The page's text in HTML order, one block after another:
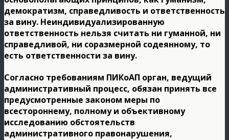
демократизм, справедливость и ответственность
за вину. Неиндивидуализированную
ответственность нельзя считать ни гуманной, ни
справедливой, ни соразмерной содеянному, то
есть ответственности за вину.
Согласно требованиям ПИКоАП орган, ведущий
административный процесс, обязан принять все
предусмотренные законом меры по
всестороннему, полному и объективному
исследованию обстоятельств
административного правонарушения,